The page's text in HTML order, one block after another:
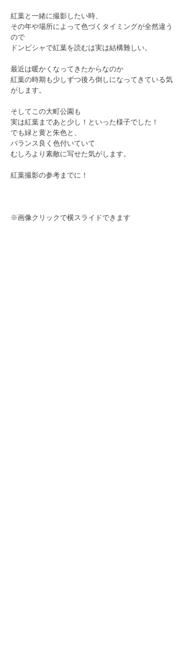
紅葉と一緒に撮影したい時、
その年や場所によって色づくタイミングが全然違う
ので
ドンピシャで紅葉を読むは実は結構難しい。
最近は暖かくなってきたからなのか
紅葉の時期も少しずつ後ろ倒しになってきている気
がします。
そしてこの大町公園も
実は紅葉まであと少し！といった様子でした！
でも緑と黄と朱色と、
バランス良く色付いていて
むしろより素敵に写せた気がします。
紅葉撮影の参考までに！
※画像クリックで横スライドできます